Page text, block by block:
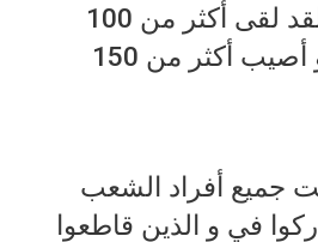
شمالي العراق، و لقد لقى أكثر من 100
شخص مصرعهم و أصيب أكثر من 150
جميع أفراد الشعب
في و الذين قاطعوا